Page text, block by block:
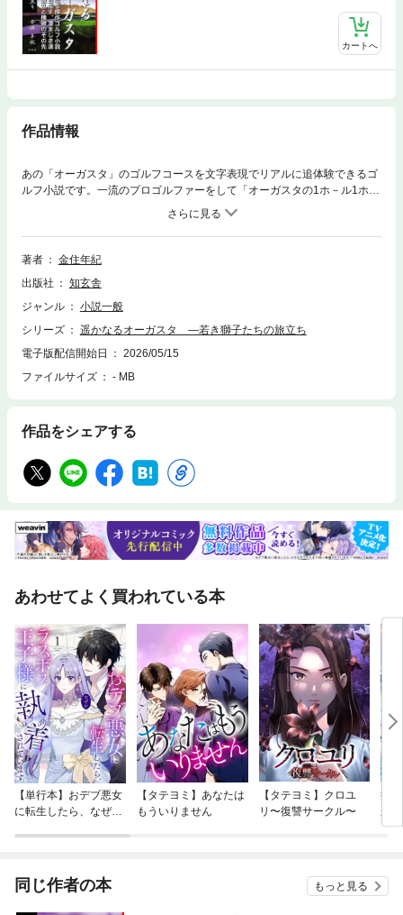
カートへ
作品情報
あの「オーガスタ」のゴルフコースを文字表現でリアルに追体験できるゴ
ルフ小説です。一流のプロゴルファーをして「オーガスタの1ホ－ル1ホー
ルの特徴や登場してくるプロゴルファーの描写も的確につかんでいて、い
ささか驚いています。また、プロゴルファーである私のゴルフにも参考に
なることが多々ありました。特に、自分がポールになったつもりでゴルフ
をプレーするというのは私には今までにない発想でした。これを実践すれ
そうです」（牧野裕氏の推薦文から）と言わしめた、傑作の長編ゴルフ道
小説です。タイガー・ウッズを超え、その先のゴルフの頂点を目指す、遙
密、友情と愛と闘いを生き抜く熱き人々の人生の波乱と機微。ゴルフとは
人生の縮図であり、ゴルフを通して人の道に至ることを気づかされる驚き
の筆致。著者は、ゴルフの専門家と思いきや、何と現役の社会派弁護士に
して小説家。ゴルフについての読み物としての魅力も、ゴルフを通して歩
著者
金住年紀
出版社
知玄舎
ジャンル
小説一般
シリーズ
遥かなるオーガスタ ―若き獅子たちの旅立ち
電子版配信開始日
2026/05/15
ファイルサイズ
- MB
作品をシェアする
あわせてよく買われている本
【単行本】おデブ悪女
に転生したら、なぜか
【タテヨミ】あなたは
もういりません
【タテヨミ】クロユ
リ〜復讐サークル〜
病
が
ぎ
同じ作者の本 もっと見る